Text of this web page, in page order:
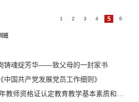
1 2 3 4 5 6
班
铸魂绽芳华——致父母的一封家书
中国共产党发展党员工作细则》
资格证认定教育教学基本素质和能力测试